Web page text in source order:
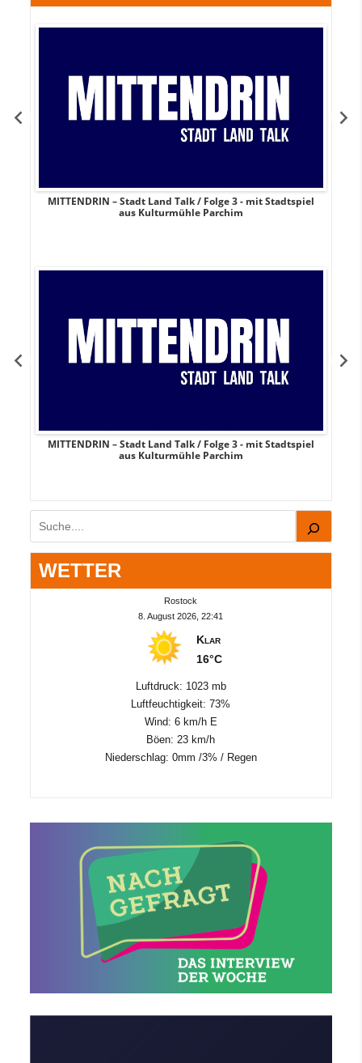
Talk / Folge 3 - mit Stadtspiel
Demokratie zum Anfassen:
Stadt Land Talk / Folge 3 - mit Stadtspiel
aus Kulturmühle Parchim
Demokratie zum
Suchen
WETTER
Rostock
8. August 2026, 22:41
Klar
16°C
Luftdruck: 1023 mb
Luftfeuchtigkeit: 73%
Wind: 6 km/h E
Böen: 23 km/h
Niederschlag: 0mm /3% / Regen